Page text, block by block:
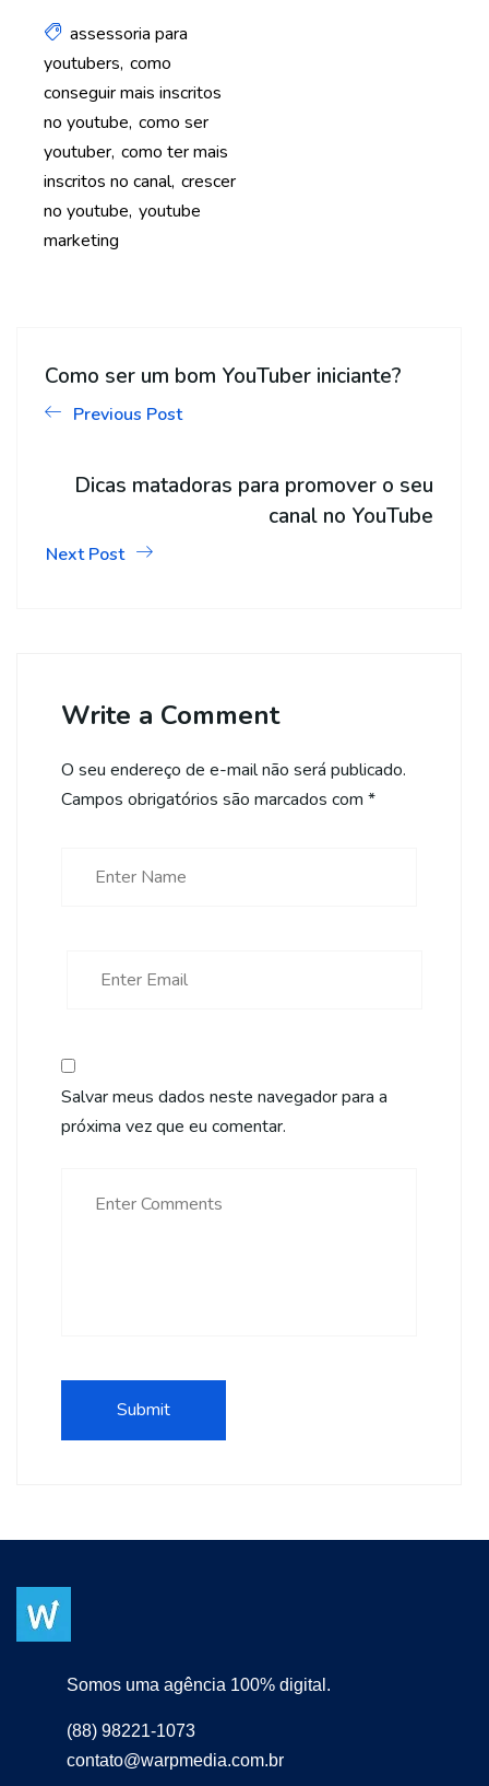
assessoria para
youtubers como
conseguir mais inscritos
no youtube como ser
youtuber como ter mais
inscritos no canal crescer
no youtube youtube
marketing
Como ser um bom YouTuber iniciante?
Previous Post
Dicas matadoras para promover o seu
canal no YouTube
Next Post
Write a Comment
O seu endereço de e-mail não será publicado.
Campos obrigatórios são marcados com *
Salvar meus dados neste navegador para a
próxima vez que eu comentar.
Somos uma agência 100% digital.
(88) 98221-1073
contato@warpmedia.com.br